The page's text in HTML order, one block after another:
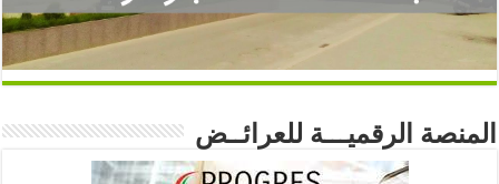
المنصة الرقميـــة للعرائــض